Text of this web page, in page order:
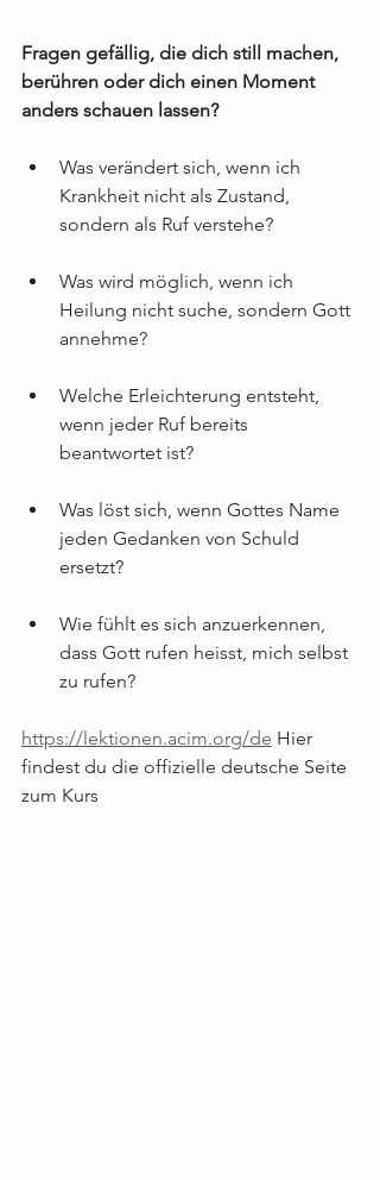
Fragen gefällig, die dich still machen,
berühren oder dich einen Moment
anders schauen lassen?
Was verändert sich, wenn ich
Krankheit nicht als Zustand,
sondern als Ruf verstehe?
Was wird möglich, wenn ich
Heilung nicht suche, sondern Gott
annehme?
Welche Erleichterung entsteht,
wenn jeder Ruf bereits
beantwortet ist?
Was löst sich, wenn Gottes Name
jeden Gedanken von Schuld
ersetzt?
Wie fühlt es sich anzuerkennen,
dass Gott rufen heisst, mich selbst
zu rufen?
https://lektionen.acim.org/de Hier
findest du die offizielle deutsche Seite
zum Kurs